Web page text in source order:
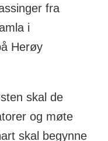
fra
i
Herøy
skal de
og møte
skal begynne